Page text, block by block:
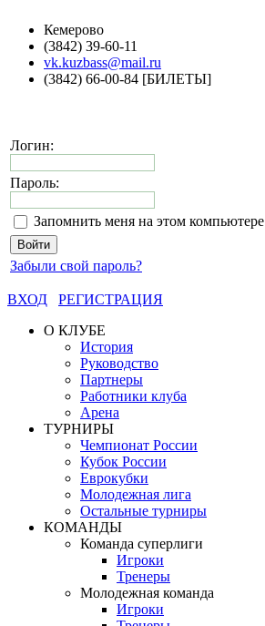
Кемерово
(3842) 39-60-11
vk.kuzbass@mail.ru
(3842) 66-00-84 [БИЛЕТЫ]
Логин:
Пароль:
Запомнить меня на этом компьютере
Забыли свой пароль?
ВХОД
РЕГИСТРАЦИЯ
О КЛУБЕ
История
Руководство
Партнеры
Работники клуба
Арена
ТУРНИРЫ
Чемпионат России
Кубок России
Еврокубки
Молодежная лига
Остальные турниры
КОМАНДЫ
Команда суперлиги
Игроки
Тренеры
Молодежная команда
Игроки